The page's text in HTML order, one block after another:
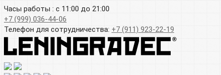
Часы работы : с 11:00 до 21:00
+7 (999) 036-44-06
Телефон для сотрудничества: +7 (911) 923-22-19